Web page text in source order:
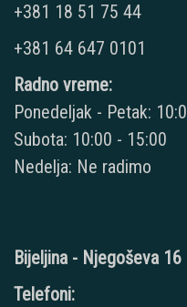
+381 18 51 75 44
+381 64 647 0101
Radno vreme:
Ponedeljak - Petak:
Subota: 10:00 - 15:00
Nedelja: Ne radimo
Bijeljina - Njegoševa 16
Telefoni: